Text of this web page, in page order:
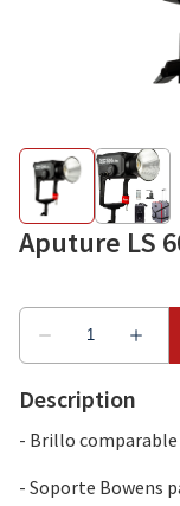
Sobre nosotros
Aputure LS
Description
- Brillo comparable
- Soporte Bowens